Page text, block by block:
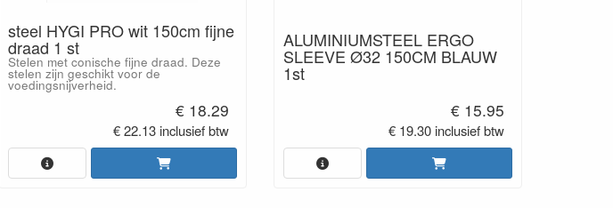
steel HYGI PRO wit 150cm fijne
draad 1 st
Stelen met conische fijne draad. Deze
stelen zijn geschikt voor de
voedingsnijverheid.
€ 18.29
€ 22.13 inclusief btw
ALUMINIUMSTEEL ERGO
SLEEVE Ø32 150CM BLAUW
1st
€ 15.95
€ 19.30 inclusief btw